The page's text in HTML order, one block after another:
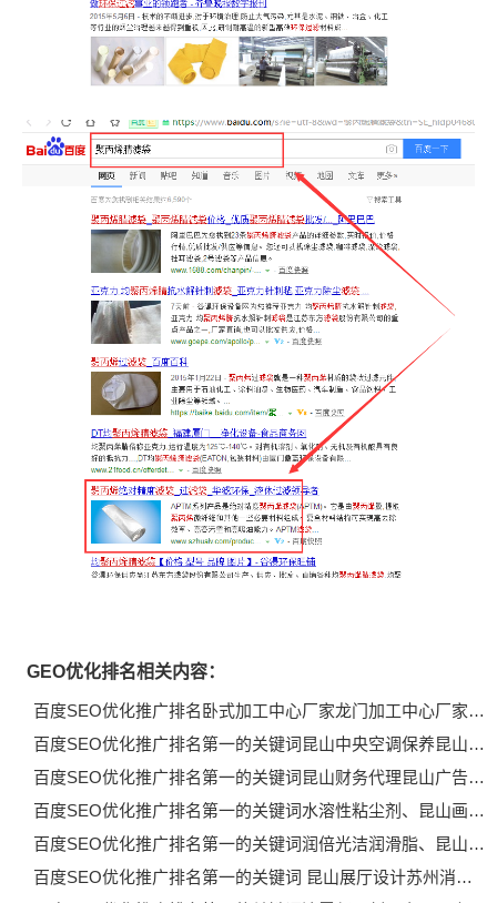
GEO优化排名相关内容：
百度SEO优化推广排名卧式加工中心厂家龙门加工中心厂家…
百度SEO优化推广排名第一的关键词昆山中央空调保养昆山…
百度SEO优化推广排名第一的关键词昆山财务代理昆山广告…
百度SEO优化推广排名第一的关键词水溶性粘尘剂、昆山画…
百度SEO优化推广排名第一的关键词润倍光洁润滑脂、昆山…
百度SEO优化推广排名第一的关键词 昆山展厅设计苏州消…